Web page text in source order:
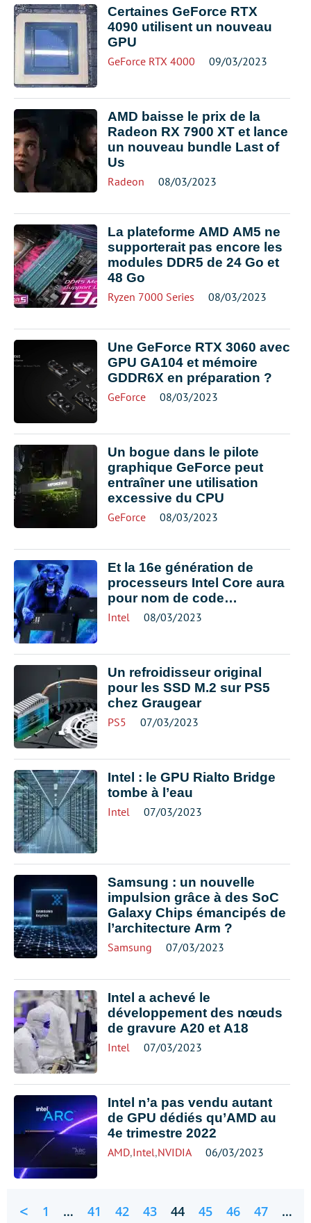
Certaines GeForce RTX
4090 utilisent un nouveau
GPU
GeForce RTX 4000 09/03/2023
AMD baisse le prix de la
Radeon RX 7900 XT et lance
un nouveau bundle Last of
Us
Radeon 08/03/2023
La plateforme AMD AM5 ne
supporterait pas encore les
modules DDR5 de 24 Go et
48 Go
Ryzen 7000 Series 08/03/2023
Une GeForce RTX 3060 avec
GPU GA104 et mémoire
GDDR6X en préparation ?
GeForce 08/03/2023
Un bogue dans le pilote
graphique GeForce peut
entraîner une utilisation
excessive du CPU
GeForce 08/03/2023
Et la 16e génération de
processeurs Intel Core aura
pour nom de code…
Intel 08/03/2023
Un refroidisseur original
pour les SSD M.2 sur PS5
chez Graugear
PS5 07/03/2023
Intel : le GPU Rialto Bridge
tombe à l’eau
Intel 07/03/2023
Samsung : un nouvelle
impulsion grâce à des SoC
Galaxy Chips émancipés de
l’architecture Arm ?
Samsung 07/03/2023
Intel a achevé le
développement des nœuds
de gravure A20 et A18
Intel 07/03/2023
Intel n’a pas vendu autant
de GPU dédiés qu’AMD au
4e trimestre 2022
AMD,Intel,NVIDIA 06/03/2023
< 1 … 41 42 43 44 45 46 47
…